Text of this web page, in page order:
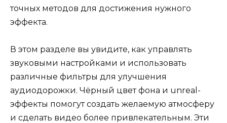
точных методов для достижения нужного
эффекта.
В этом разделе вы увидите, как управлять
звуковыми настройками и использовать
различные фильтры для улучшения
аудиодорожки. Чёрный цвет фона и unreal-
эффекты помогут создать желаемую атмосферу
и сделать видео более привлекательным. Эти